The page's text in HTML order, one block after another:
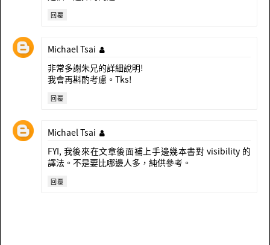
回覆
Michael Tsai
非常多謝朱兄的詳細說明!
我會再斟酌考慮。Tks!
回覆
Michael Tsai
FYI, 我後來在文章後面補上手邊幾本書對 visibility 的
譯法。不是要比哪邊人多，純供參考。
回覆